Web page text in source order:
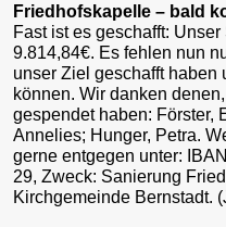
Friedhofskapelle – bald
Fast ist es geschafft:
9.814,84€. Es fehlen nun
unser Ziel geschafft
können. Wir danken
gespendet haben: Förster,
Annelies; Hunger, Petra.
gerne entgegen unter:
29, Zweck: Sanierung
Kirchgemeinde Bernstadt.